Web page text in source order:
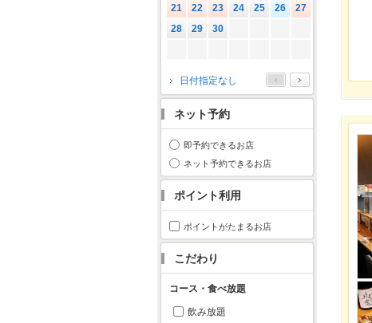
21
22 23 24 25 26
27
28
29 30
2026年10月
月 火 水 木 金 土
日
5
12
14 15 16
19
20 21 22 23 24
25
26
27 28 29
日付指定なし
ネット予約
即予約できるお店
ネット予約できるお店
ポイント利用
ポイントがたまるお店
こだわり
コース・食べ放題
飲み放題